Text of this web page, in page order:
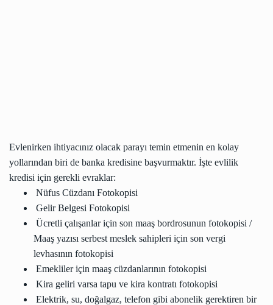
Evlenirken ihtiyacınız olacak parayı temin etmenin en kolay
yollarından biri de banka kredisine başvurmaktır. İşte evlilik
kredisi için gerekli evraklar:
Nüfus Cüzdanı Fotokopisi
Gelir Belgesi Fotokopisi
Ücretli çalışanlar için son maaş bordrosunun fotokopisi /
Maaş yazısı serbest meslek sahipleri için son vergi
levhasının fotokopisi
Emekliler için maaş cüzdanlarının fotokopisi
Kira geliri varsa tapu ve kira kontratı fotokopisi
Elektrik, su, doğalgaz, telefon gibi abonelik gerektiren bir